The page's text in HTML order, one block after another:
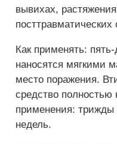
вывихах,
посттравматических
Как применять:
наносятся мягкими
место поражения.
средство­ полностью
применения: трижды
недель.